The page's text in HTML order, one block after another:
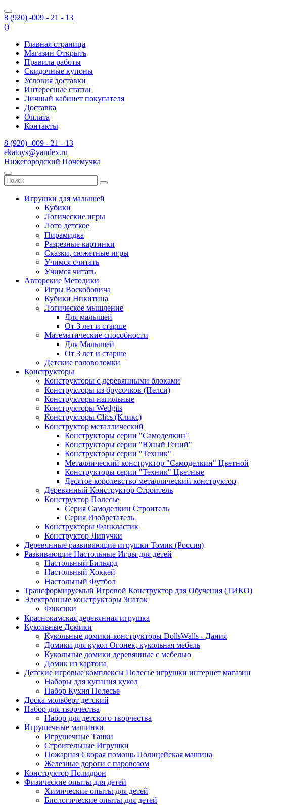
8 (920) -009 - 21 - 13
()
Главная страница
Магазин Открыть
Правила работы
Скидочные купоны
Условия доставки
Интересные статьи
Личный кабинет покупателя
Доставка
Оплата
Контакты
8 (920) -009 - 21 - 13
ekatoys@yandex.ru
Нижегородский Почемучка
Игрушки для малышей
Кубики
Логические игры
Лото детское
Пирамидка
Разрезные картинки
Сказки, сюжетные игры
Учимся считать
Учимся читать
Авторские Методики
Игры Воскобовича
Кубики Никитина
Логическое мышление
Для малышей
От 3 лет и старше
Математические способности
Для Малышей
От 3 лет и старше
Детские головоломки
Конструкторы
Конструкторы с деревянными блоками
Конструкторы из брусочков (Пелси)
Конструкторы напольные
Конструкторы Wedgits
Конструкторы Clics (Кликс)
Конструктор металлический
Конструкторы серии "Самоделкин"
Конструкторы серии "Юный Гений"
Конструкторы серии "Техник"
Металлический конструктор "Самоделкин" Цветной
Конструкторы серии "Техник" Цветные
Десятое королевство металлический конструктор
Деревянный Конструктор Строитель
Конструктор Полесье
Серия Самоделкин Строитель
Серия Изобретатель
Конструкторы Фанкластик
Конструктор Липучки
Деревянные развивающие игрушки Томик (Россия)
Развивающие Настольные Игры для детей
Настольный Бильярд
Настольный Хоккей
Настольный Футбол
Трансформируемый Игровой Конструктор для Обучения (ТИКО)
Электронные конструкторы Знаток
Фиксики
Краснокамская деревянная игрушка
Кукольные Домики
Кукольные домики-конструкторы DollsWalls - Дания
Домики для кукол Огонек, кукольная мебель
Кукольные домики деревянные с мебелью
Домик из картона
Детские игровые комплексы Полесье игрушки интернет магазин
Наборы для купания кукол
Набор Кухня Полесье
Доска мольберт детский
Набор для творчества
Набор для детского творчества
Игрушечные машинки
Игрушечные Танки
Строительные Игрушки
Пожарная Скорая помощь Полицейская машина
Железные дороги с паровозом
Конструктор Полидрон
Физические опыты для детей
Химические опыты для детей
Биологические опыты для детей